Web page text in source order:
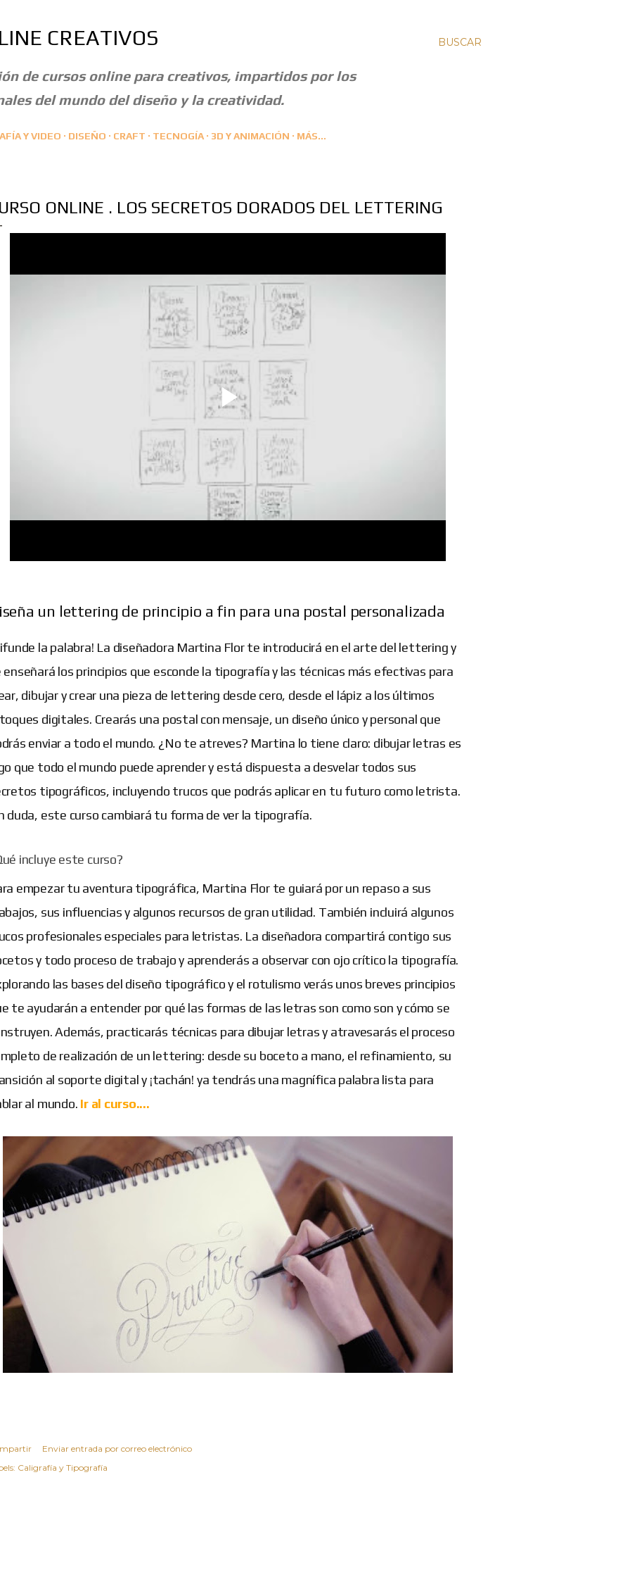
BUSCAR
CREATIVOS
de cursos online para creativos, impartidos por los
del mundo del diseño y la creatividad.
Y VIDEO DISEÑO CRAFT TECNOGÍA 3D Y ANIMACIÓN MÁS…
ONLINE . LOS SECRETOS DORADOS DEL LETTERING
un lettering de principio a fin para una postal personalizada
la palabra! La diseñadora Martina Flor te introducirá en el arte del lettering y
los principios que esconde la tipografía y las técnicas más efectivas para
dibujar y crear una pieza de lettering desde cero, desde el lápiz a los últimos
digitales. Crearás una postal con mensaje, un diseño único y personal que
enviar a todo el mundo. ¿No te atreves? Martina lo tiene claro: dibujar letras es
que todo el mundo puede aprender y está dispuesta a desvelar todos sus
tipográficos, incluyendo trucos que podrás aplicar en tu futuro como letrista.
duda, este curso cambiará tu forma de ver la tipografía.
incluye este curso?
empezar tu aventura tipográfica, Martina Flor te guiará por un repaso a sus
sus influencias y algunos recursos de gran utilidad. También incluirá algunos
profesionales especiales para letristas. La diseñadora compartirá contigo sus
y todo proceso de trabajo y aprenderás a observar con ojo crítico la tipografía.
las bases del diseño tipográfico y el rotulismo verás unos breves principios
te ayudarán a entender por qué las formas de las letras son como son y cómo se
Además, practicarás técnicas para dibujar letras y atravesarás el proceso
de realización de un lettering: desde su boceto a mano, el refinamiento, su
al soporte digital y ¡tachán! ya tendrás una magnífica palabra lista para
al mundo. Ir al curso....
Enviar entrada por correo electrónico
Caligrafía y Tipografía